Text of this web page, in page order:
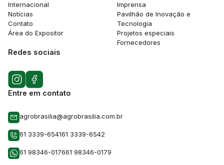
Internacional
Notícias
Contato
Área do Expositor
Imprensa
Pavilhão de Inovação e
Tecnologia
Projetos especiais
Fornecedores
Redes sociais
Entre em contato
agrobrasilia@agrobrasilia.com.br
61 3339-654161 3339-6542
61 98346-017661 98346-0179